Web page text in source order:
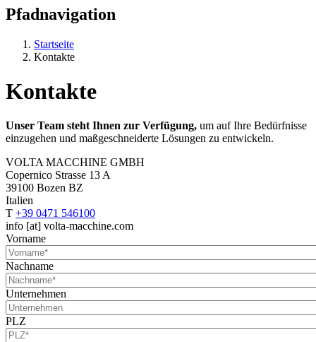
Pfadnavigation
Startseite
Kontakte
Kontakte
Unser Team steht Ihnen zur Verfügung, um auf Ihre Bedürfnisse
einzugehen und maßgeschneiderte Lösungen zu entwickeln.
VOLTA MACCHINE GMBH
Copernico Strasse 13 A
39100 Bozen BZ
Italien
T +39 0471 546100
info [at] volta-macchine.com
Vorname
Nachname
Unternehmen
PLZ